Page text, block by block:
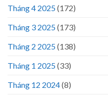
Tháng 4 2025(172)
Tháng 3 2025(173)
Tháng 2 2025(138)
Tháng 1 2025(33)
Tháng 12 2024(8)